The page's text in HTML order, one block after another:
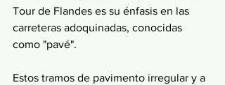
Tour de Flandes es su énfasis en las
carreteras adoquinadas, conocidas
como "pavé".
Estos tramos de pavimento irregular y a